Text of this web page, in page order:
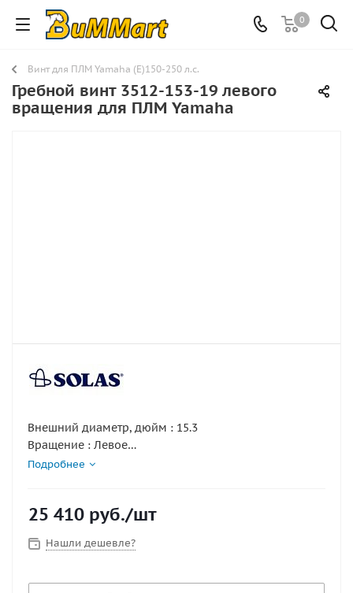
0
Винт для ПЛМ Yamaha (E)150-250 л.с.
Гребной винт 3512-153-19 левого
вращения для ПЛМ Yamaha
Внешний диаметр, дюйм : 15.3
Вращение : Левое
Количество лопастей : 3
Шаг, дюйм : 19
Подробнее
25 410 руб./шт
Нашли дешевле?